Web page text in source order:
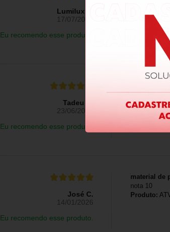
Lumilux L.
17/07/2026
Eu recomendo esse produto.
Tadeu R.
23/06/2026
Eu recomendo esse produto.
José C.
14/01/2026
Eu recomendo esse produto.
material de
nota 10
Produto: